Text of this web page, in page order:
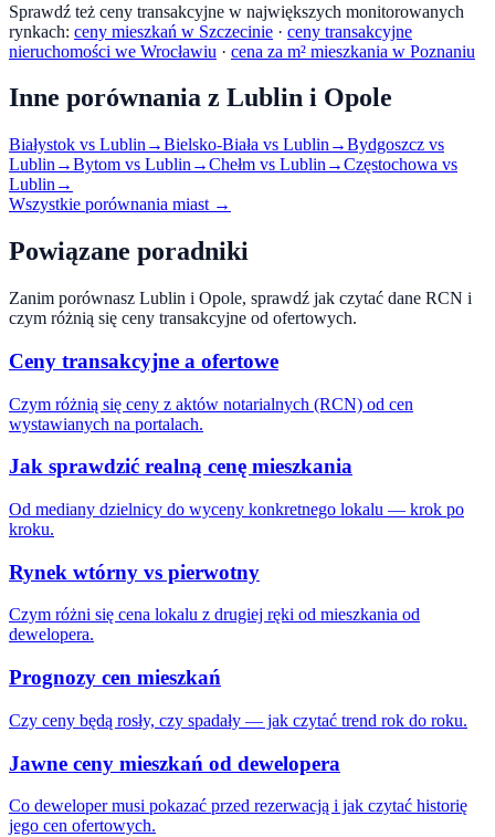
Sprawdź też ceny transakcyjne w największych monitorowanych
rynkach: ceny mieszkań w Szczecinie · ceny transakcyjne
nieruchomości we Wrocławiu · cena za m² mieszkania w Poznaniu
Inne porównania z Lublin i Opole
Białystok vs Lublin →Bielsko-Biała vs Lublin →Bydgoszcz vs
Lublin →Bytom vs Lublin →Chełm vs Lublin →Częstochowa vs
Lublin →
Wszystkie porównania miast →
Powiązane poradniki
Zanim porównasz Lublin i Opole, sprawdź jak czytać dane RCN i
czym różnią się ceny transakcyjne od ofertowych.
Ceny transakcyjne a ofertowe
Czym różnią się ceny z aktów notarialnych (RCN) od cen
wystawianych na portalach.
Jak sprawdzić realną cenę mieszkania
Od mediany dzielnicy do wyceny konkretnego lokalu — krok po
kroku.
Rynek wtórny vs pierwotny
Czym różni się cena lokalu z drugiej ręki od mieszkania od
dewelopera.
Prognozy cen mieszkań
Czy ceny będą rosły, czy spadały — jak czytać trend rok do roku.
Jawne ceny mieszkań od dewelopera
Co deweloper musi pokazać przed rezerwacją i jak czytać historię
jego cen ofertowych.